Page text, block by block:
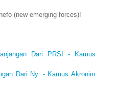
(new emerging forces)!
Dari PRSI - Kamus
Dari Ny. - Kamus Akronim